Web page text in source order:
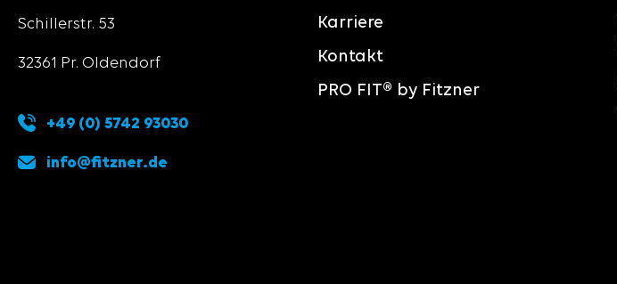
Schillerstr. 53
32361 Pr. Oldendorf
+49 (0) 5742 93030
info@fitzner.de
Karriere
Kontakt
PRO FIT® by Fitzner